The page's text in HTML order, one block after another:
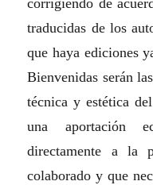
corrigiendo de
traducidas de los
que haya ediciones
Bienvenidas serán
técnica y estética
una aportación
directamente a la
colaborado y que